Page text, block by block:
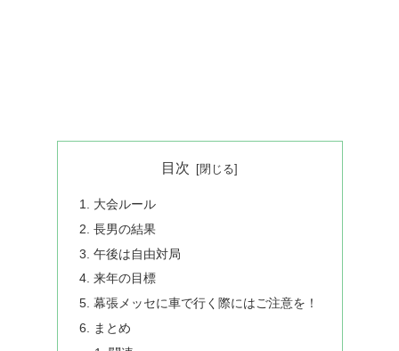
目次
大会ルール
長男の結果
午後は自由対局
来年の目標
幕張メッセに車で行く際にはご注意を！
まとめ